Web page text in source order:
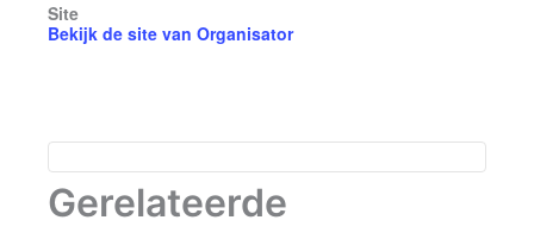
Site
Bekijk de site van Organisator
Gerelateerde